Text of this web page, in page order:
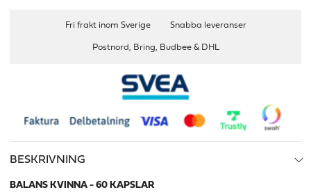
Fri frakt inom Sverige Snabba leveranser
Postnord, Bring, Budbee & DHL
BESKRIVNING
BALANS KVINNA - 60 KAPSLAR